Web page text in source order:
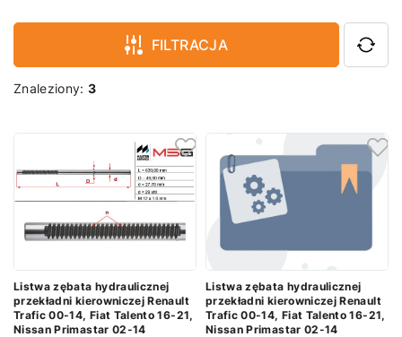
FILTRACJA
Znaleziony:3
Listwa zębata hydraulicznej
przekładni kierowniczej Renault
Trafic 00-14, Fiat Talento 16-21,
Nissan Primastar 02-14
Listwa zębata hydraulicznej
przekładni kierowniczej Renault
Trafic 00-14, Fiat Talento 16-21,
Nissan Primastar 02-14